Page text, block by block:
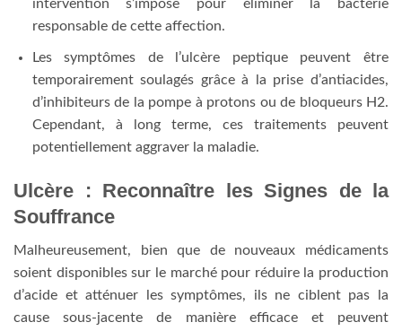
intervention s’impose pour éliminer la bactérie
responsable de cette affection.
Les symptômes de l’ulcère peptique peuvent être
temporairement soulagés grâce à la prise d’antiacides,
d’inhibiteurs de la pompe à protons ou de bloqueurs H2.
Cependant, à long terme, ces traitements peuvent
potentiellement aggraver la maladie.
Ulcère : Reconnaître les Signes de la
Souffrance
Malheureusement, bien que de nouveaux médicaments
soient disponibles sur le marché pour réduire la production
d’acide et atténuer les symptômes, ils ne ciblent pas la
cause sous-jacente de manière efficace et peuvent